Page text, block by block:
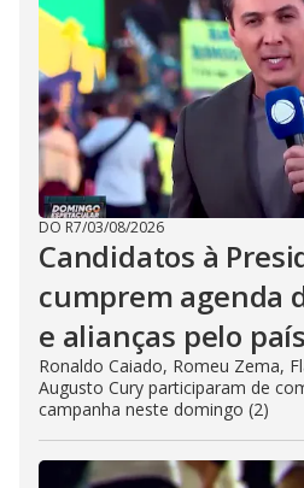
DO R7/03/08/2026
Candidatos à
cumprem agenda
e alianças pelo país
Ronaldo Caiado, Romeu Zema,
Augusto Cury participaram de
campanha neste domingo (2)